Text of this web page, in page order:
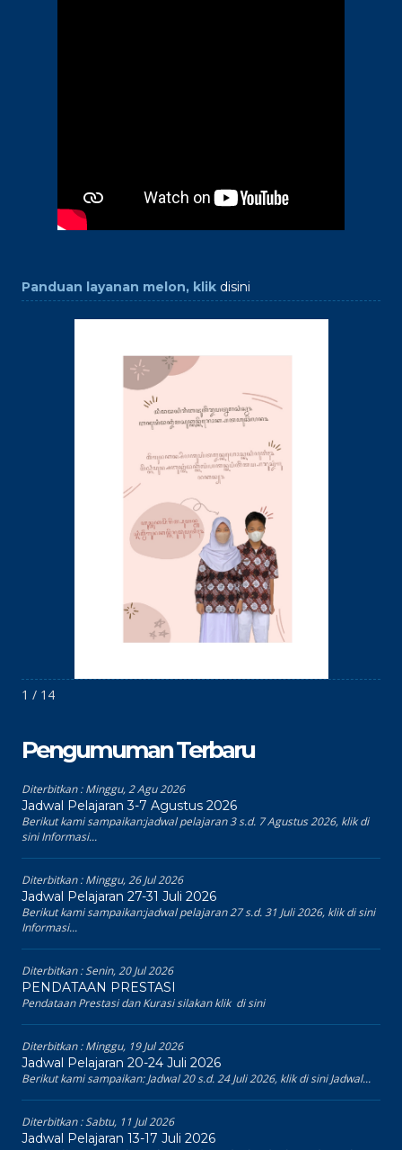
Panduan layanan melon, klik disini
1 / 14
Pengumuman Terbaru
Diterbitkan :Minggu, 2 Agu 2026
Jadwal Pelajaran 3-7 Agustus 2026
Berikut kami sampaikan:jadwal pelajaran 3 s.d. 7 Agustus 2026, klik di
sini Informasi...
Diterbitkan :Minggu, 26 Jul 2026
Jadwal Pelajaran 27-31 Juli 2026
Berikut kami sampaikan:jadwal pelajaran 27 s.d. 31 Juli 2026, klik di sini
Informasi...
Diterbitkan :Senin, 20 Jul 2026
PENDATAAN PRESTASI
Pendataan Prestasi dan Kurasi silakan klik di sini
Diterbitkan :Minggu, 19 Jul 2026
Jadwal Pelajaran 20-24 Juli 2026
Berikut kami sampaikan: Jadwal 20 s.d. 24 Juli 2026, klik di sini Jadwal...
Diterbitkan :Sabtu, 11 Jul 2026
Jadwal Pelajaran 13-17 Juli 2026